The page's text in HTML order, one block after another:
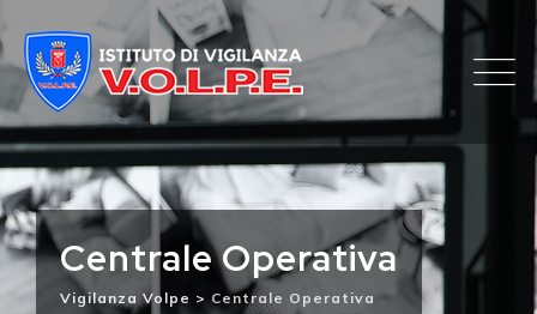
to
content
Centrale Operativa
Vigilanza Volpe > Centrale Operativa